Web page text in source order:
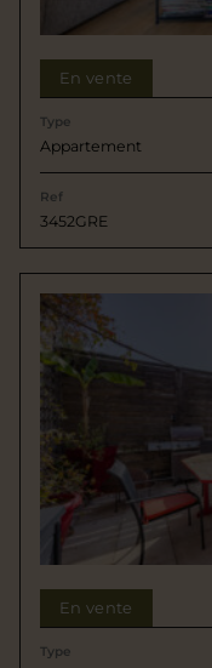
En vente
Type
Appartement
Ref
3452GRE
En vente
Type